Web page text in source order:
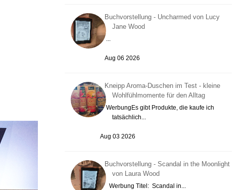
Buchvorstellung - Uncharmed von Lucy
Jane Wood
...
Aug 06 2026
Kneipp Aroma-Duschen im Test - kleine
Wohlfühlmomente für den Alltag
WerbungEs gibt Produkte, die kaufe ich
tatsächlich...
Aug 03 2026
Buchvorstellung - Scandal in the Moonlight
von Laura Wood
Werbung Titel: Scandal in...